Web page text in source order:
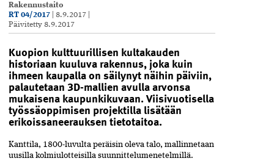
Rakennustaito
RT 04/2017
8.9.2017
Päivitetty 8.9.2017
Kuopion kulttuurillisen kultakauden
historiaan kuuluva rakennus, joka kuin
ihmeen kaupalla on säilynyt näihin päiviin,
palautetaan 3D-mallien avulla arvonsa
mukaisena kaupunkikuvaan. Viisivuotisella
työssäoppimisen projektilla lisätään
erikoissaneerauksen tietotaitoa.
Kanttila, 1800-luvulta peräisin oleva talo, mallinnetaan
uusilla kolmiulotteisilla suunnittelumenetelmillä.